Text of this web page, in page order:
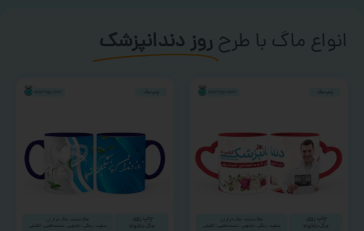
انواع ماگ با طرحروز دندانپزشک